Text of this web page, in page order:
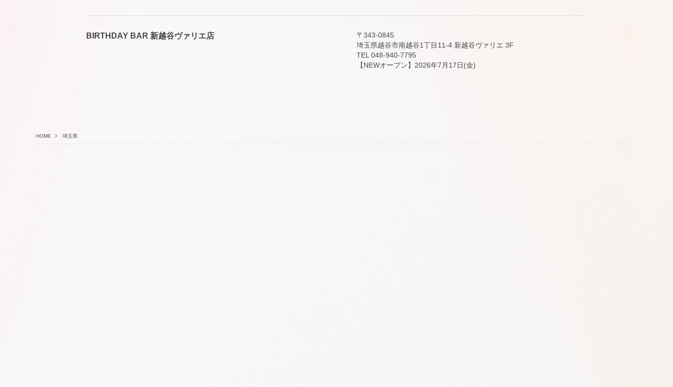
BIRTHDAY BAR 新越谷ヴァリエ店
〒343-0845
埼玉県越谷市南越谷1丁目11-4 新越谷ヴァリエ 3F
TEL 048-940-7795
【NEWオープン】2026年7月17日(金)
HOME 埼玉県